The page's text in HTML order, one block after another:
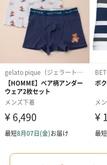
プリザーブドフラワー
ブーケ（ピンク）
（2,580円）
ぬいぐるみ
愛らしいぬいぐるみを同
誕生日・記念日・出産祝